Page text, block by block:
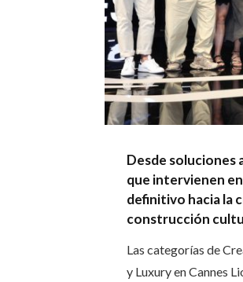
Desde soluciones
que intervienen
definitivo hacia la
construcción
Las categorías de
y Luxury en Cannes